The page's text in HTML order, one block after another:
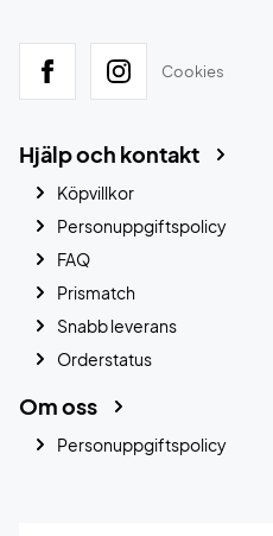
Cookies
Hjälp och kontakt
Köpvillkor
Personuppgiftspolicy
FAQ
Prismatch
Snabb leverans
Orderstatus
Om oss
Personuppgiftspolicy